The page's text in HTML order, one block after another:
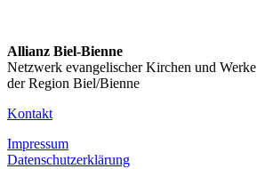
Allianz Biel-Bienne
Netzwerk evangelischer Kirchen und Werke
der Region Biel/Bienne
Kontakt
Impressum
Datenschutzerklärung